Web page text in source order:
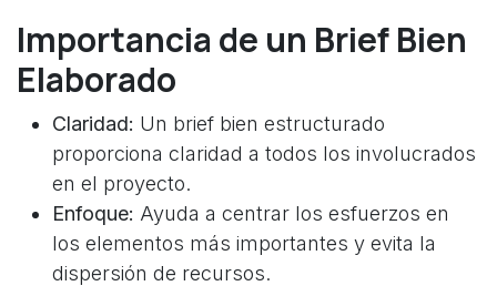
Importancia de un Brief Bien
Elaborado
Claridad: Un brief bien estructurado
proporciona claridad a todos los involucrados
en el proyecto.
Enfoque: Ayuda a centrar los esfuerzos en
los elementos más importantes y evita la
dispersión de recursos.